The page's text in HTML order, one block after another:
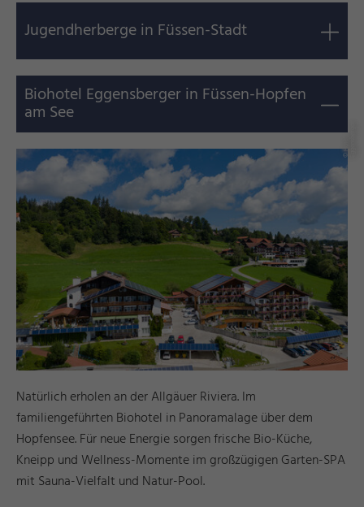
Jugendherberge in Füssen-Stadt
Biohotel Eggensberger in Füssen-Hopfen
am See
©
H
o
t
el
E
g
g
e
n
s
b
e
r
g
e
Natürlich erholen an der Allgäuer Riviera. Im
familiengeführten Biohotel in Panoramalage über dem
Hopfensee. Für neue Energie sorgen frische Bio-Küche,
Kneipp und Wellness-Momente im großzügigen Garten-SPA
mit Sauna-Vielfalt und Natur-Pool.